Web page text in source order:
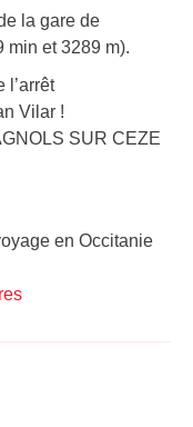
la gare de
min et 3289 m).
l’arrêt
Vilar !
SUR CEZE
en Occitanie